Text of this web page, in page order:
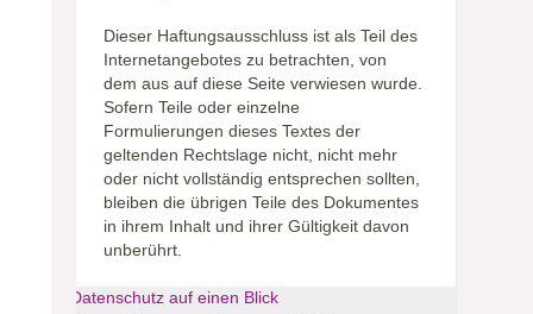
Dieser Haftungsausschluss ist als Teil des
Internetangebotes zu betrachten, von
dem aus auf diese Seite verwiesen wurde.
Sofern Teile oder einzelne
Formulierungen dieses Textes der
geltenden Rechtslage nicht, nicht mehr
oder nicht vollständig entsprechen sollten,
bleiben die übrigen Teile des Dokumentes
in ihrem Inhalt und ihrer Gültigkeit davon
unberührt.
Datenschutz auf einen Blick